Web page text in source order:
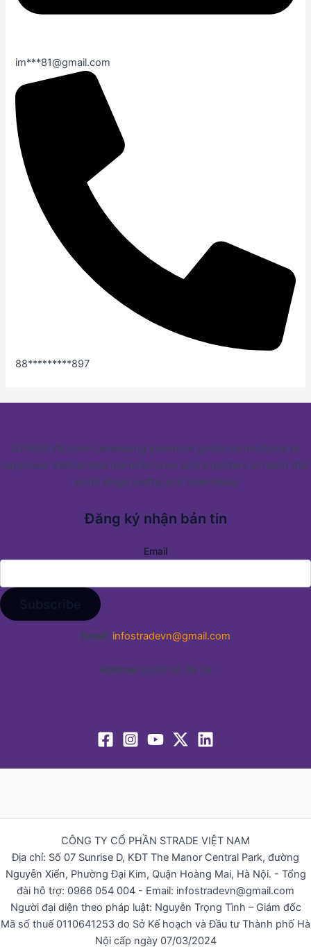
im***81@gmail.com
88*********897
STRADEVN.com: Leveraging extensive global connections to
empower Vietnamese manufacturers and importers to reach the
world stage swiftly and seamlessly
Đăng ký nhận bản tin
Email
Email: infostradevn@gmail.com
Hotline: 0338 50 39 79
CÔNG TY CỔ PHẦN STRADE VIỆT NAM
Địa chỉ: Số 07 Sunrise D, KĐT The Manor Central Park, đường
Nguyễn Xiển, Phường Đại Kim, Quận Hoàng Mai, Hà Nội. - Tổng
đài hỗ trợ: 0966 054 004 - Email: infostradevn@gmail.com
Người đại diện theo pháp luật: Nguyễn Trọng Tình – Giám đốc
Mã số thuế 0110641253 do Sở Kế hoạch và Đầu tư Thành phố Hà
Nội cấp ngày 07/03/2024